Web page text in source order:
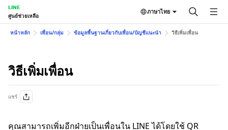
LINE
ศูนย์ช่วยเหลือ
ภาษาไทย
หน้าหลัก เพื่อน/กลุ่ม ข้อมูลพื้นฐานเกี่ยวกับเพื่อน/บัญชีแนะนำ วิธีเพิ่มเพื่อน
วิธีเพิ่มเพื่อน
แชร์
คุณสามารถเพิ่มอีกฝ่ายเป็นเพื่อนใน LINE ได้โดยใช้ QR